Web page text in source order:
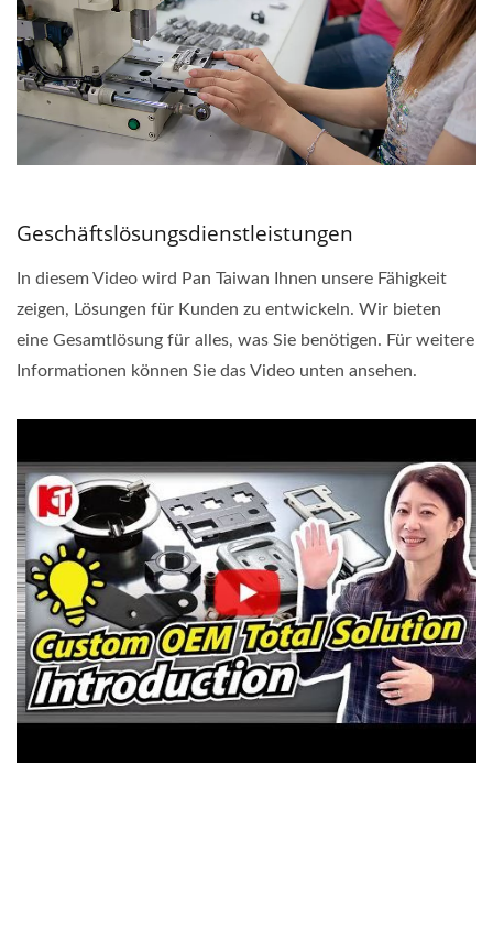
Geschäftslösungsdienstleistungen
In diesem Video wird Pan Taiwan Ihnen unsere Fähigkeit
zeigen, Lösungen für Kunden zu entwickeln. Wir bieten
eine Gesamtlösung für alles, was Sie benötigen. Für weitere
Informationen können Sie das Video unten ansehen.